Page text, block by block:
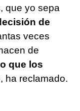
que yo sepa
de
veces
de
que los
ha reclamado.